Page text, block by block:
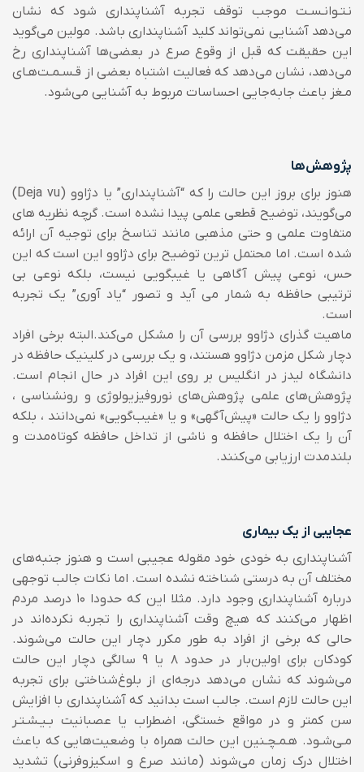
نـتـوانـسـت موجب توقف تجربه آشناپنداری شود که نشان
می‌دهد آشنایی نمی‌‌تواند کلید آشناپنداری باشد. مولین می‌گوید
این حقیقت که قبل از وقوع صرع در بعضی‌ها آشناپنداری رخ
می‌دهد، نشان می‌دهد که فعالیت اشتباه بعضی از قـسـمـت‌هـای
مـغز باعث جابه‌جایی احساسات مربوط به آشنایی می‌شود.
پژوهش‌ها
هنوز برای بروز این حالت را که “آشناپنداری” یا دژاوو (Deja vu)
می‌گویند، توضیح قطعی علمی پیدا نشده است. گرچه نظریه های
متفاوت علمی و حتی مذهبی مانند تناسخ برای توجیه آن ارائه
شده است. اما محتمل ترین توضیح برای دژاوو این است که این
حس، نوعی پیش آگاهی یا غیبگویی نیست، بلکه نوعی بی
ترتیبی حافظه به شمار می آید و تصور “یاد آوری” یک تجربه
است.
ماهیت گذرای دژاوو بررسی آن را مشکل می‌کند.البته برخی افراد
دچار شکل مزمن دژاوو هستند، و یک بررسی در کلینیک حافظه در
دانشگاه لیدز در انگلیس بر روی این افراد در حال انجام است.
پژوهش‌های علمی پژوهش‌های نوروفیزیولوژی و رونشناسی ،
دژاوو را یک حالت «پیش‌آگهی» و یا «غیب‌گویی» نمی‌دانند ، بلکه
آن را یک اختلال حافظه و ناشی از تداخل حافظه کوتاه‌مدت و
بلندمدت ارزیابی می‌کنند.
عجایبی از یک بیماری
آشناپنداری به خودی خود مقوله عجیبی است و هنوز جنبه‌های
مختلف آن به درستی شناخته نشده است. اما نکات جالب توجهی
درباره آشناپنداری وجود دارد. مثلا این که حدودا ۱۰ درصد مردم
اظهار می‌کنند که هیچ وقت آشناپنداری را تجربه نکرده‌اند در
حالی که برخی از افراد به طور مکرر دچار این حالت می‌شوند.
کودکان برای اولین‌بار در حدود ۸ یا ۹ سالگی دچار این حالت
می‌شوند که نشان می‌دهد درجه‌ای از بلوغ‌شناختی برای تجربه
این حالت لازم است. جالب است بدانید که آشناپنداری با افزایش
سن کمتر و در مواقع خستگی، اضطراب یا عصبانیت بـیـشـتـر
مـی‌شـود. هـمـچـنین این حالت همراه با وضعیت‌هایی که باعث
اختلال درک زمان می‌شوند (مانند صرع و اسکیزوفرنی) تشدید